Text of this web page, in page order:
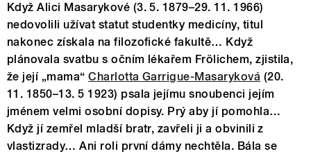
Když Alici Masarykové (3. 5. 1879–29. 11. 1966)
nedovolili užívat statut studentky medicíny, titul
nakonec získala na filozofické fakultě… Když
plánovala svatbu s očním lékařem Frölichem, zjistila,
že její „mama“Charlotta Garrigue-Masaryková (20.
11. 1850–13. 5 1923) psala jejímu snoubenci jejím
jménem velmi osobní dopisy. Prý aby jí pomohla…
Když jí zemřel mladší bratr, zavřeli ji a obvinili z
vlastizrady… Ani roli první dámy nechtěla. Bála se